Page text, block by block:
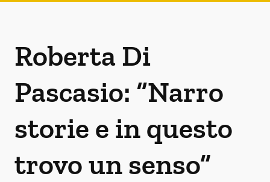
Roberta Di
Pascasio: “Narro
storie e in questo
trovo un senso”